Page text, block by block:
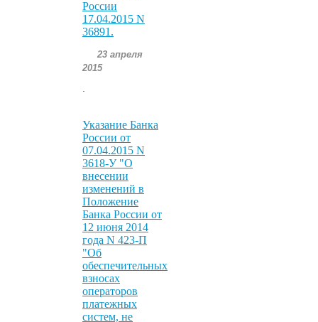
России
17.04.2015 N
36891.
23 апреля
2015
.
Указание Банка
России от
07.04.2015 N
3618-У "О
внесении
изменений в
Положение
Банка России от
12 июня 2014
года N 423-П
"Об
обеспечительных
взносах
операторов
платежных
систем, не